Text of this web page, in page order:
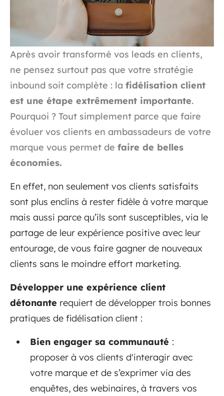
Après avoir transformé vos leads en clients,
ne pensez surtout pas que votre stratégie
inbound soit complète : la fidélisation client
est une étape extrêmement importante.
Pourquoi ? Tout simplement parce que faire
évoluer vos clients en ambassadeurs de votre
marque vous permet de faire de belles
économies.
En effet, non seulement vos clients satisfaits
sont plus enclins à rester fidèle à votre marque
mais aussi parce qu’ils sont susceptibles, via le
partage de leur expérience positive avec leur
entourage, de vous faire gagner de nouveaux
clients sans le moindre effort marketing.
Développer une expérience client
détonante requiert de développer trois bonnes
pratiques de fidélisation client :
Bien engager sa communauté :
proposer à vos clients d'interagir avec
votre marque et de s’exprimer via des
enquêtes, des webinaires, à travers vos